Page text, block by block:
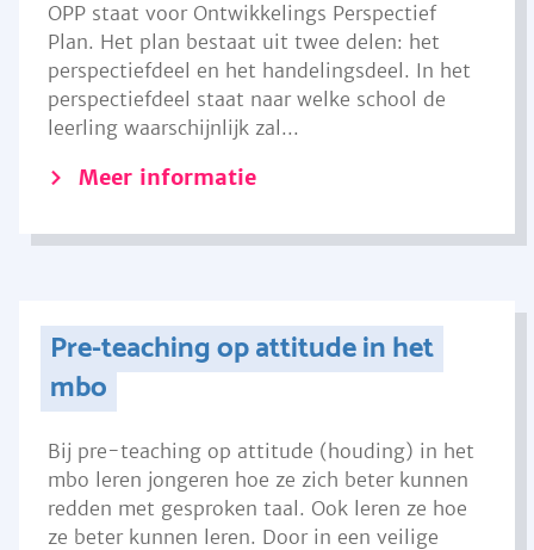
OPP staat voor Ontwikkelings Perspectief
Plan. Het plan bestaat uit twee delen: het
perspectiefdeel en het handelingsdeel. In het
perspectiefdeel staat naar welke school de
leerling waarschijnlijk zal...
Meer informatie
Pre-teaching op attitude in het
mbo
Bij pre-teaching op attitude (houding) in het
mbo leren jongeren hoe ze zich beter kunnen
redden met gesproken taal. Ook leren ze hoe
ze beter kunnen leren. Door in een veilige